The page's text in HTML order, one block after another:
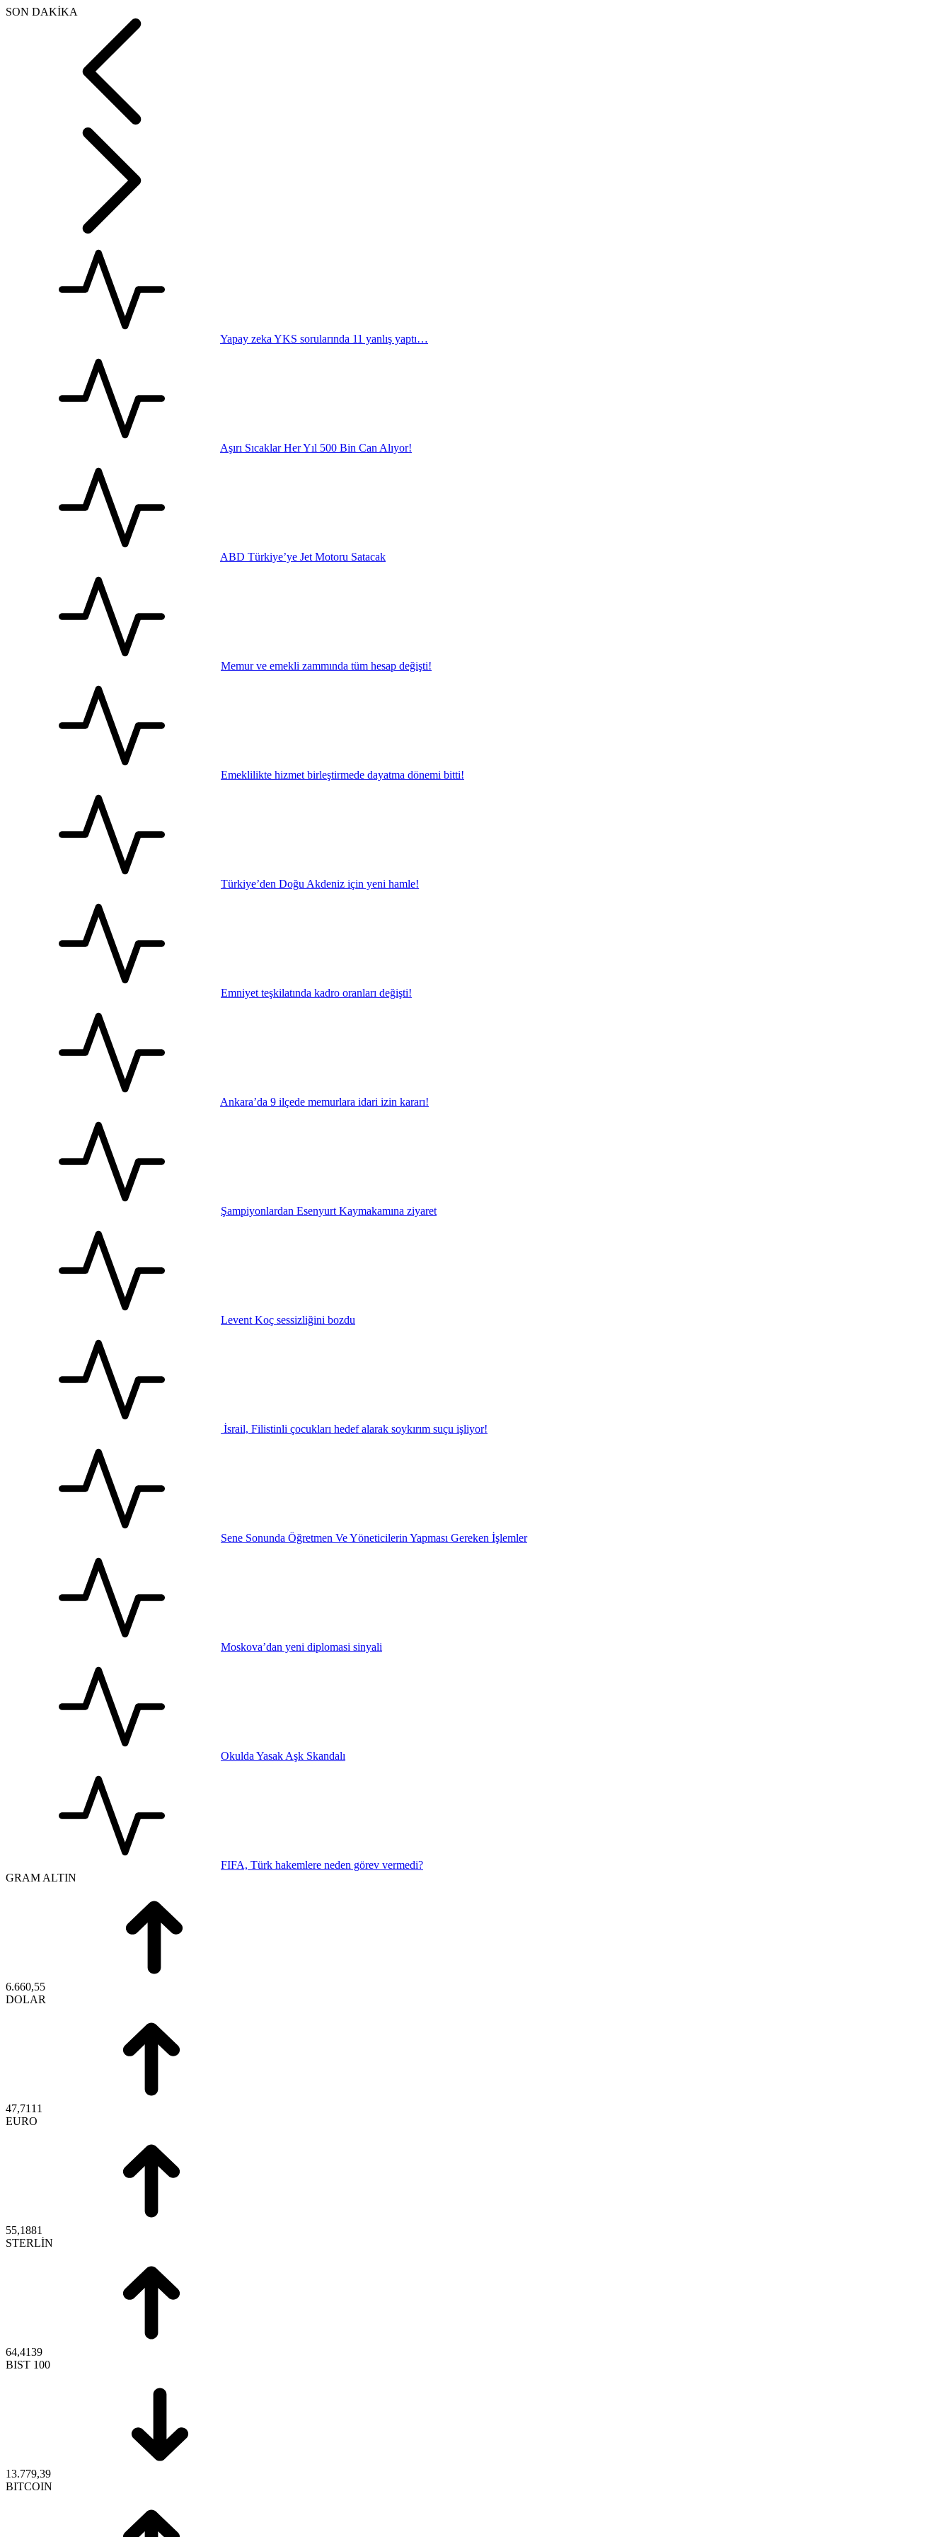
SON DAKİKA
Yapay zeka YKS sorularında 11 yanlış yaptı…
Aşırı Sıcaklar Her Yıl 500 Bin Can Alıyor!
ABD Türkiye’ye Jet Motoru Satacak
Memur ve emekli zammında tüm hesap değişti!
Emeklilikte hizmet birleştirmede dayatma dönemi bitti!
Türkiye’den Doğu Akdeniz için yeni hamle!
Emniyet teşkilatında kadro oranları değişti!
Ankara’da 9 ilçede memurlara idari izin kararı!
Şampiyonlardan Esenyurt Kaymakamına ziyaret
Levent Koç sessizliğini bozdu
İsrail, Filistinli çocukları hedef alarak soykırım suçu işliyor!
Sene Sonunda Öğretmen Ve Yöneticilerin Yapması Gereken İşlemler
Moskova’dan yeni diplomasi sinyali
Okulda Yasak Aşk Skandalı
FIFA, Türk hakemlere neden görev vermedi?
GRAM ALTIN
6.660,55
DOLAR
47,7111
EURO
55,1881
STERLİN
64,4139
BIST 100
13.779,39
BITCOIN